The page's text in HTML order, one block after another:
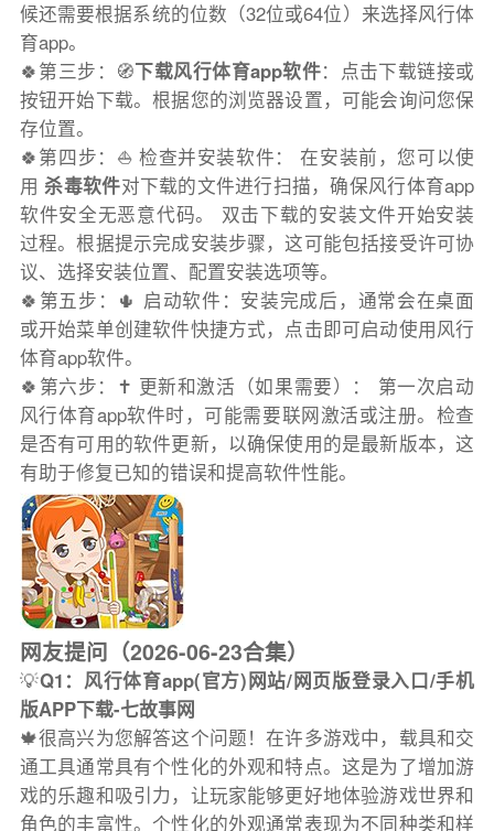
候还需要根据系统的位数（32位或64位）来选择风行体
育app。
🍀第三步：🧭下载风行体育app软件：点击下载链接或
按钮开始下载。根据您的浏览器设置，可能会询问您保
存位置。
🍀第四步：⛵️ 检查并安装软件： 在安装前，您可以使
用杀毒软件对下载的文件进行扫描，确保风行体育app
软件安全无恶意代码。 双击下载的安装文件开始安装
过程。根据提示完成安装步骤，这可能包括接受许可协
议、选择安装位置、配置安装选项等。
🍀第五步：🌵 启动软件：安装完成后，通常会在桌面
或开始菜单创建软件快捷方式，点击即可启动使用风行
体育app软件。
🍀第六步：✝️ 更新和激活（如果需要）： 第一次启动
风行体育app软件时，可能需要联网激活或注册。检查
是否有可用的软件更新，以确保使用的是最新版本，这
有助于修复已知的错误和提高软件性能。
网友提问（2026-06-23合集）
💡Q1：风行体育app(官方)网站/网页版登录入口/手机
版APP下载-七故事网
🍁很高兴为您解答这个问题！在许多游戏中，载具和交
通工具通常具有个性化的外观和特点。这是为了增加游
戏的乐趣和吸引力，让玩家能够更好地体验游戏世界和
角色的丰富性。个性化的外观通常表现为不同种类和样